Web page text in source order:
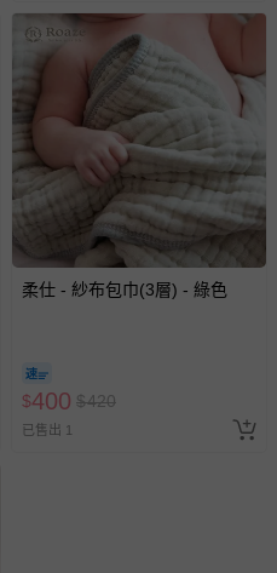
柔仕 - 紗布包巾(3層) - 綠色
$400 $420
已售出 1